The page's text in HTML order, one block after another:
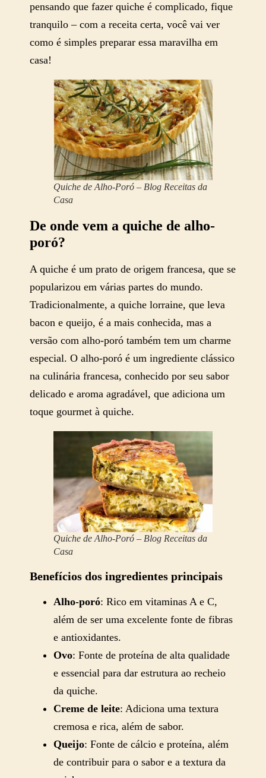
pensando que fazer quiche é complicado, fique
tranquilo – com a receita certa, você vai ver
como é simples preparar essa maravilha em
casa!
Quiche de Alho-Poró – Blog Receitas da
Casa
De onde vem a quiche de alho-
poró?
A quiche é um prato de origem francesa, que se
popularizou em várias partes do mundo.
Tradicionalmente, a quiche lorraine, que leva
bacon e queijo, é a mais conhecida, mas a
versão com alho-poró também tem um charme
especial. O alho-poró é um ingrediente clássico
na culinária francesa, conhecido por seu sabor
delicado e aroma agradável, que adiciona um
toque gourmet à quiche.
Quiche de Alho-Poró – Blog Receitas da
Casa
Benefícios dos ingredientes principais
Alho-poró: Rico em vitaminas A e C,
além de ser uma excelente fonte de fibras
e antioxidantes.
Ovo: Fonte de proteína de alta qualidade
e essencial para dar estrutura ao recheio
da quiche.
Creme de leite: Adiciona uma textura
cremosa e rica, além de sabor.
Queijo: Fonte de cálcio e proteína, além
de contribuir para o sabor e a textura da